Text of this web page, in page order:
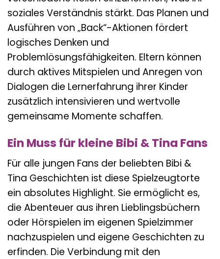
soziales Verständnis stärkt. Das Planen und
Ausführen von „Back“-Aktionen fördert
logisches Denken und
Problemlösungsfähigkeiten. Eltern können
durch aktives Mitspielen und Anregen von
Dialogen die Lernerfahrung ihrer Kinder
zusätzlich intensivieren und wertvolle
gemeinsame Momente schaffen.
Ein Muss für kleine Bibi & Tina Fans
Für alle jungen Fans der beliebten Bibi &
Tina Geschichten ist diese Spielzeugtorte
ein absolutes Highlight. Sie ermöglicht es,
die Abenteuer aus ihren Lieblingsbüchern
oder Hörspielen im eigenen Spielzimmer
nachzuspielen und eigene Geschichten zu
erfinden. Die Verbindung mit den